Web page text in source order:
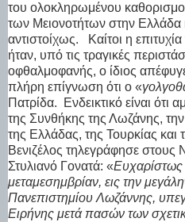
του ολοκληρωμένου
των Μειονοτήτων στην Ελλάδα
αντιστοίχως.
Καίτοι η
ήταν, υπό τις τραγικές
οφθαλμοφανής, ο ίδιος
πλήρη επίγνωση ότι ο «
Πατρίδα.
Ενδεικτικό είναι
της Συνθήκης της Λωζάνης,
της Ελλάδας, της Τουρκίας
Βενιζέλος τηλεγράφησε στους
Στυλιανό Γονατά: «Ευχαρίστως
μεταμεσημβρίαν, εις την
Πανεπιστημίου Λωζάννης,
Ειρήνης μετά πασών των